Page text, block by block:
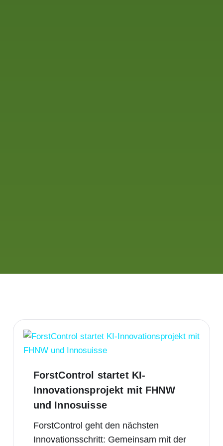
ForstControl startet KI-
Innovationsprojekt mit FHNW
und Innosuisse
ForstControl geht den nächsten
Innovationsschritt: Gemeinsam mit der